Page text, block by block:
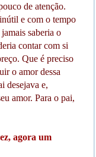
de atenção.
e com o tempo
saberia o
contar com si
Que é preciso
o amor dessa
desejava e,
amor. Para o pai,
agora um